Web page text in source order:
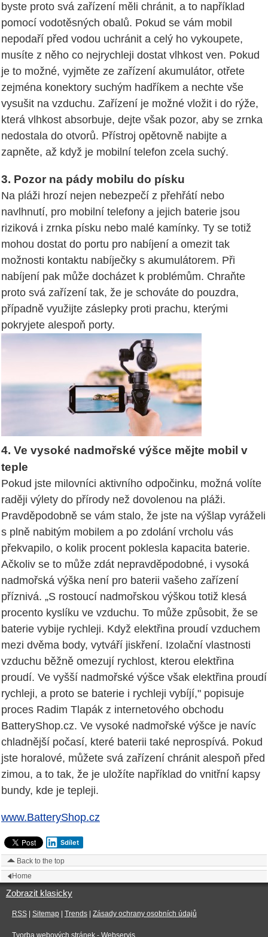
byste proto svá zařízení měli chránit, a to například
pomocí vodotěsných obalů. Pokud se vám mobil
nepodaří před vodou uchránit a celý ho vykoupete,
musíte z něho co nejrychleji dostat vlhkost ven. Pokud
je to možné, vyjměte ze zařízení akumulátor, otřete
zejména konektory suchým hadříkem a nechte vše
vysušit na vzduchu. Zařízení je možné vložit i do rýže,
která vlhkost absorbuje, dejte však pozor, aby se zrnka
nedostala do otvorů. Přístroj opětovně nabijte a
zapněte, až když je mobilní telefon zcela suchý.
3. Pozor na pády mobilu do písku
Na pláži hrozí nejen nebezpečí z přehřátí nebo
navlhnutí, pro mobilní telefony a jejich baterie jsou
riziková i zrnka písku nebo malé kamínky. Ty se totiž
mohou dostat do portu pro nabíjení a omezit tak
možnosti kontaktu nabíječky s akumulátorem. Při
nabíjení pak může docházet k problémům. Chraňte
proto svá zařízení tak, že je schováte do pouzdra,
případně využijte záslepky proti prachu, kterými
pokryjete alespoň porty.
4. Ve vysoké nadmořské výšce mějte mobil v
teple
Pokud jste milovníci aktivního odpočinku, možná volíte
raději výlety do přírody než dovolenou na pláži.
Pravděpodobně se vám stalo, že jste na výšlap vyráželi
s plně nabitým mobilem a po zdolání vrcholu vás
překvapilo, o kolik procent poklesla kapacita baterie.
Ačkoliv se to může zdát nepravděpodobné, i vysoká
nadmořská výška není pro baterii vašeho zařízení
příznivá. „S rostoucí nadmořskou výškou totiž klesá
procento kyslíku ve vzduchu. To může způsobit, že se
baterie vybije rychleji. Když elektřina proudí vzduchem
mezi dvěma body, vytváří jiskření. Izolační vlastnosti
vzduchu běžně omezují rychlost, kterou elektřina
proudí. Ve vyšší nadmořské výšce však elektřina proudí
rychleji, a proto se baterie i rychleji vybíjí," popisuje
proces Radim Tlapák z internetového obchodu
BatteryShop.cz. Ve vysoké nadmořské výšce je navíc
chladnější počasí, které baterii také neprospívá. Pokud
jste horalové, můžete svá zařízení chránit alespoň před
zimou, a to tak, že je uložíte například do vnitřní kapsy
bundy, kde je tepleji.
www.BatteryShop.cz
Sdílet
Back to the top
Home
Zobrazit klasicky
RSS| Sitemap| Trends| Zásady ochrany osobních údajů
Tvorba webových stránek- Webservis